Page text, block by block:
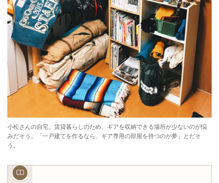
小松さんの自宅。賃貸暮らしのため、ギアを収納できる場所が少ないのが悩
みだそう。「一戸建てを作るなら、ギア専用の部屋を持つのが夢」とだそ
う。